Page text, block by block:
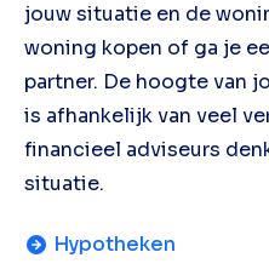
jouw situatie en de
woning kopen of ga je
partner. De hoogte van
is afhankelijk van veel
financieel adviseurs
situatie.
Hypotheken